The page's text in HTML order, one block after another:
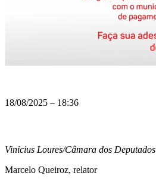
18/08/2025 – 18:36
Vinicius Loures/Câmara dos Deputados
Marcelo Queiroz, relator